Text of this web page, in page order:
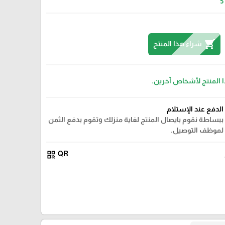
shopping_cart شراء هذا المنتج
المنتج لأشخاص آخرين.
الدفع عند الإستلام
ببساطة نقوم بايصال المنتج لغاية منزلك وتقوم بدفع الثمن
لموظف التوصيل.
QR
qr_code